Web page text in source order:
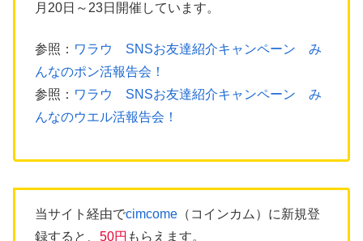
月20日～23日開催しています。
参照： ワラウ SNSお友達紹介キャンペーン み
んなのポン活報告会！
参照： ワラウ SNSお友達紹介キャンペーン み
んなのウエル活報告会！
当サイト経由でcimcome （コインカム）に新規登
録すると、 50円 もらえます。